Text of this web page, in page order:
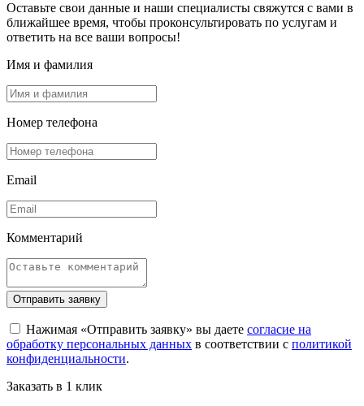
Оставьте свои данные и наши специалисты свяжутся с вами в
ближайшее время, чтобы проконсультировать по услугам и
ответить на все ваши вопросы!
Имя и фамилия
Номер телефона
Email
Комментарий
Отправить заявку
Нажимая «Отправить заявку» вы даете согласие на
обработку персональных данных в соответствии с политикой
конфиденциальности.
Заказать в 1 клик